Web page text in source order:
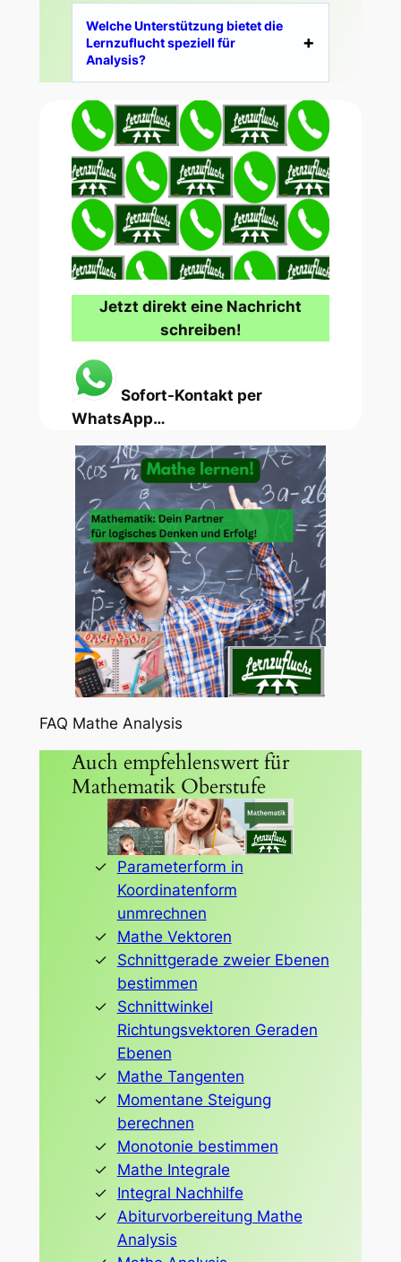
Welche Unterstützung bietet die
Lernzuflucht speziell für
Analysis?
Jetzt direkt eine Nachricht
schreiben!
Sofort-Kontakt per
WhatsApp…
FAQ Mathe Analysis
Auch empfehlenswert für
Mathematik Oberstufe
Parameterform in
Koordinatenform
unmrechnen
Mathe Vektoren
Schnittgerade zweier Ebenen
bestimmen
Schnittwinkel
Richtungsvektoren Geraden
Ebenen
Mathe Tangenten
Momentane Steigung
berechnen
Monotonie bestimmen
Mathe Integrale
Integral Nachhilfe
Abiturvorbereitung Mathe
Analysis